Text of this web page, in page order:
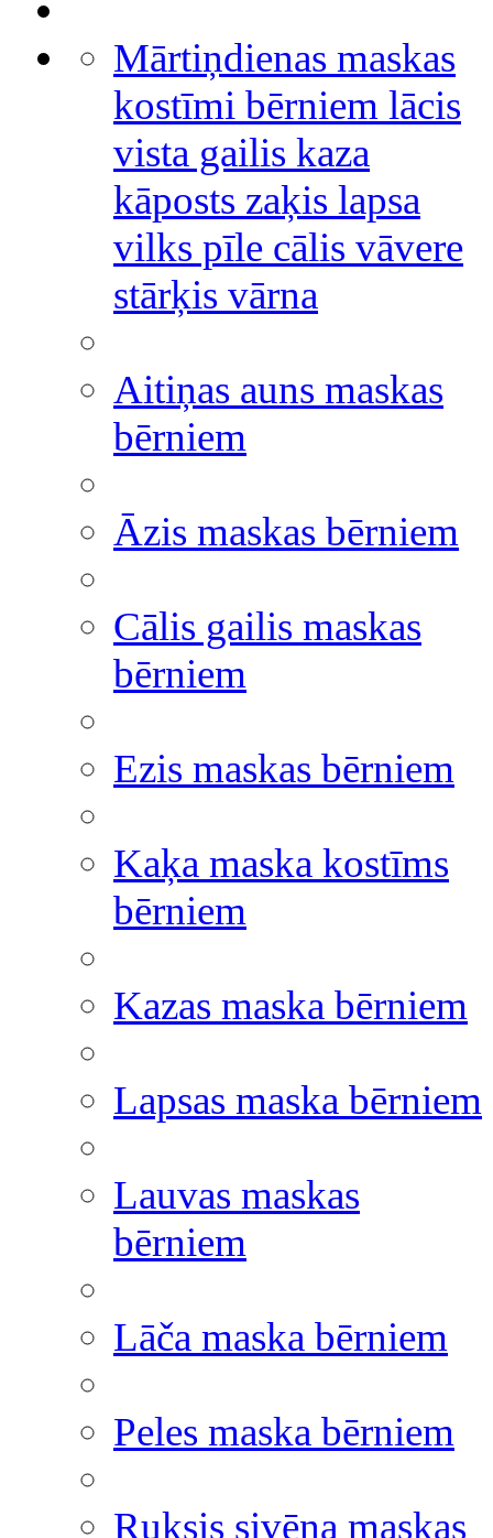
Mārtiņdienas maskas
kostīmi bērniem lācis
vista gailis kaza
kāposts zaķis lapsa
vilks pīle cālis vāvere
stārķis vārna
Aitiņas auns maskas
bērniem
Āzis maskas bērniem
Cālis gailis maskas
bērniem
Ezis maskas bērniem
Kaķa maska kostīms
bērniem
Kazas maska bērniem
Lapsas maska bērniem
Lauvas maskas
bērniem
Lāča maska bērniem
Peles maska bērniem
Ruksis sivēna maskas